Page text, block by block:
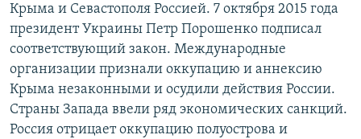
Крыма и Севастополя Россией. 7 октября 2015 года
президент Украины Петр Порошенко подписал
соответствующий закон. Международные
организации признали оккупацию и аннексию
Крыма незаконными и осудили действия России.
Страны Запада ввели ряд экономических санкций.
Россия отрицает оккупацию полуострова и